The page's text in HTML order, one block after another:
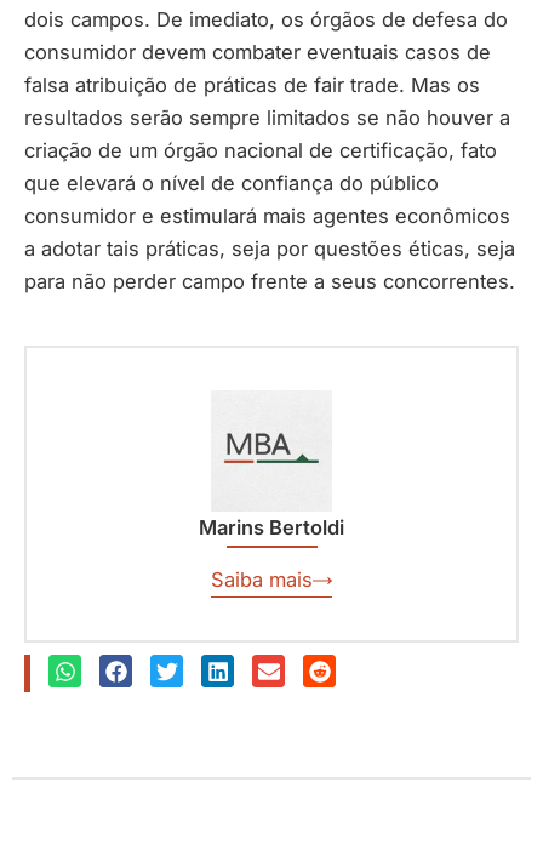
dois campos. De imediato, os órgãos de defesa do
consumidor devem combater eventuais casos de
falsa atribuição de práticas de fair trade. Mas os
resultados serão sempre limitados se não houver a
criação de um órgão nacional de certificação, fato
que elevará o nível de confiança do público
consumidor e estimulará mais agentes econômicos
a adotar tais práticas, seja por questões éticas, seja
para não perder campo frente a seus concorrentes.
Marins Bertoldi
Saiba mais